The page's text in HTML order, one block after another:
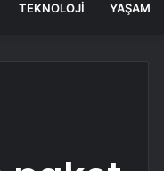
TEKNOLOJI YAŞAM